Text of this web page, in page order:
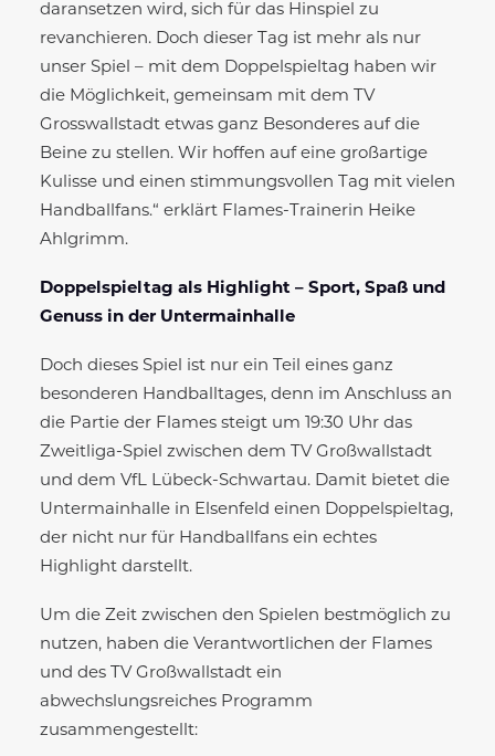
daransetzen wird, sich für das Hinspiel zu
revanchieren. Doch dieser Tag ist mehr als nur
unser Spiel – mit dem Doppelspieltag haben wir
die Möglichkeit, gemeinsam mit dem TV
Grosswallstadt etwas ganz Besonderes auf die
Beine zu stellen. Wir hoffen auf eine großartige
Kulisse und einen stimmungsvollen Tag mit vielen
Handballfans.“ erklärt Flames-Trainerin Heike
Ahlgrimm.
Doppelspieltag als Highlight – Sport, Spaß und
Genuss in der Untermainhalle
Doch dieses Spiel ist nur ein Teil eines ganz
besonderen Handballtages, denn im Anschluss an
die Partie der Flames steigt um 19:30 Uhr das
Zweitliga-Spiel zwischen dem TV Großwallstadt
und dem VfL Lübeck-Schwartau. Damit bietet die
Untermainhalle in Elsenfeld einen Doppelspieltag,
der nicht nur für Handballfans ein echtes
Highlight darstellt.
Um die Zeit zwischen den Spielen bestmöglich zu
nutzen, haben die Verantwortlichen der Flames
und des TV Großwallstadt ein
abwechslungsreiches Programm
zusammengestellt: